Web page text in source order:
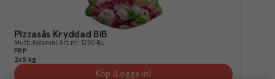
Pizzasås Kryddad BIB
Mutti Kolonial Art.nr. 125046
FRP
2x5 kg
Köp (Logga in)